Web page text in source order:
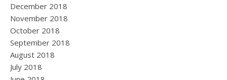
December 2018
November 2018
October 2018
September 2018
August 2018
July 2018